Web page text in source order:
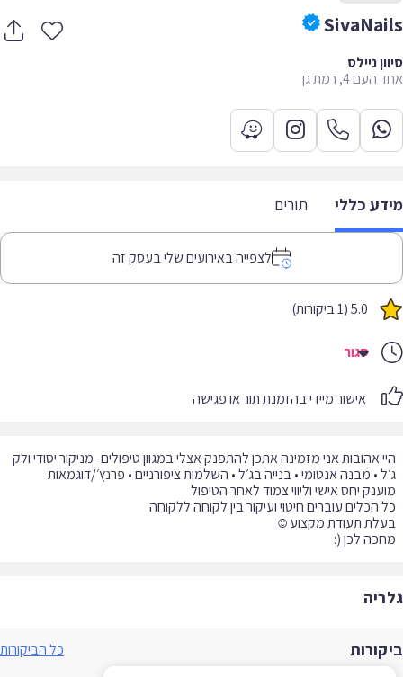
ניילס
4, רמת גן
כללי תורים
לצפייה באירועים שלי בעסק זה
5.0 (1 ביקורות)
סגור
אישור מיידי בהזמנת תור או פגישה
אהובות אני מזמינה אתכן להתפנק אצלי במגוון טיפולים- מניקור יסודי ולק
לכן (:
כל הביקורות